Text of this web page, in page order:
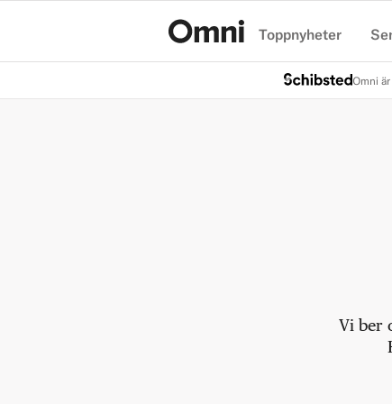
Toppnyheter
Omni
Vi ber